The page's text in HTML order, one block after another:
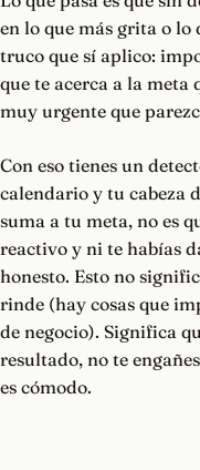
en lo que más grita o lo
truco que sí aplico:
que te acerca a la meta
muy urgente que
Con eso tienes un
calendario y tu cabeza
suma a tu meta, no es
reactivo y ni te habías
honesto. Esto no
rinde (hay cosas que
de negocio). Significa
resultado, no te
es cómodo.